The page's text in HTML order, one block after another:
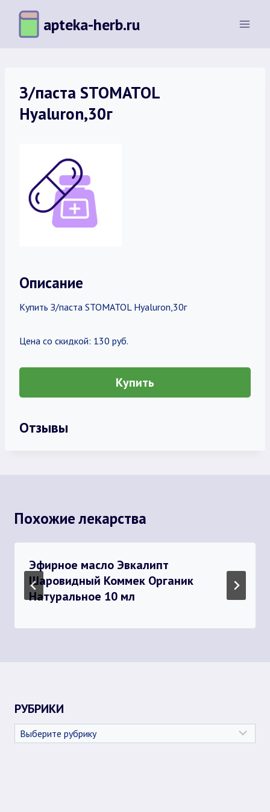
Перейти
содержимому
apteka-herb.ru
З/паста STOMATOL
Hyaluron,30г
Описание
Купить З/паста STOMATOL Hyaluron,30г
Цена со скидкой: 130 руб.
Купить
Отзывы
Похожие лекарства
Эфирное масло Эвкалипт
Шаровидный Коммек Органик
Натуральное 10 мл
РУБРИКИ
Рубрики